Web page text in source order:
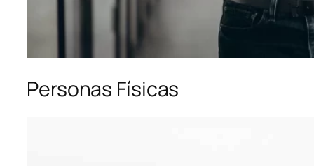
Personas Físicas